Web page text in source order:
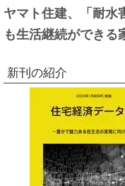
ヤマト住建、「耐水
も生活継続ができる
新刊の紹介